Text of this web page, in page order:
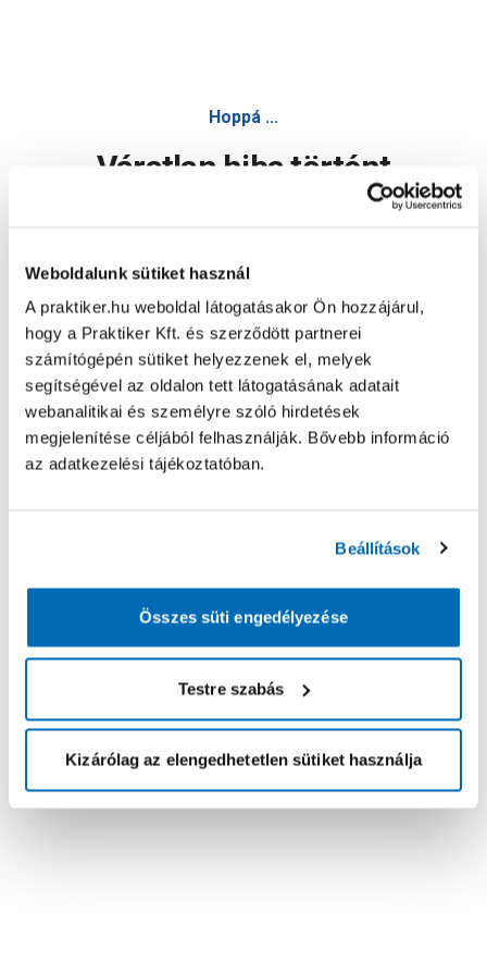
Weboldalunk sütiket használ
A praktiker.hu weboldal látogatásakor Ön hozzájárul,
hogy a Praktiker Kft. és szerződött partnerei
számítógépén sütiket helyezzenek el, melyek
segítségével az oldalon tett látogatásának adatait
webanalitikai és személyre szóló hirdetések
megjelenítése céljából felhasználják. Bővebb információ
az adatkezelési tájékoztatóban.
Beállítások
Összes süti engedélyezése
Testre szabás
Kizárólag az elengedhetetlen sütiket használja
Hoppá ...
Váratlan hiba történt
Oldal újratöltése